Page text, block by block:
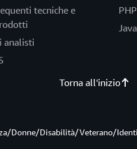
tecniche e
analisti
Torna all'inizio
Donne/Disabilità/Veterano/